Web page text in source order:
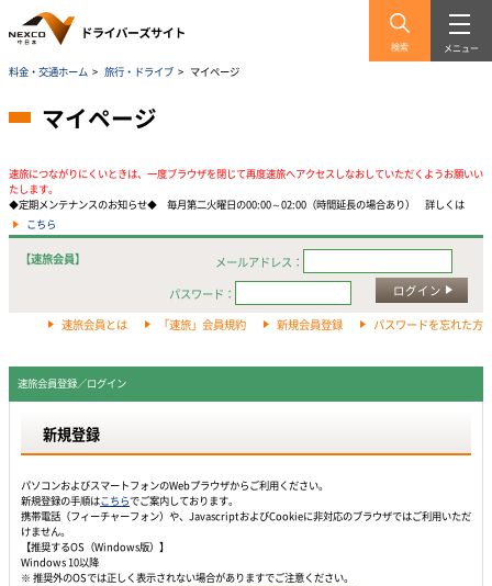
検索 メニュー
料金・交通ホーム > 旅行・ドライブ > マイページ
マイページ
速旅につながりにくいときは、一度ブラウザを閉じて再度速旅へアクセスしなおしていただくようお願いい
たします。
◆定期メンテナンスのお知らせ◆ 毎月第二火曜日の00:00～02:00（時間延長の場合あり） 詳しくは
こちら
【速旅会員】
メールアドレス：
パスワード：
ログイン
速旅会員とは 「速旅」会員規約 新規会員登録 パスワードを忘れた方
速旅会員登録／ログイン
新規登録
パソコンおよびスマートフォンのWebプラウザからご利用ください。
新規登録の手順はこちらでご案内しております。
携帯電話（フィーチャーフォン）や、JavascriptおよびCookieに非対応のブラウザではご利用いただ
けません。
【推奨するOS（Windows版）】
Windows 10以降
※ 推奨外のOSでは正しく表示されない場合がありますでご注意ください。